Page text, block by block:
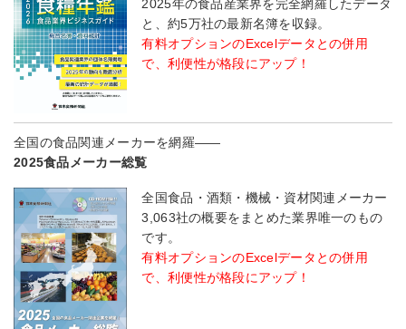
2025年の食品産業界を完全網羅したデータ
と、約5万社の最新名簿を収録。
有料オプションのExcelデータとの併用
で、利便性が格段にアップ！
全国の食品関連メーカーを網羅――
2025食品メーカー総覧
全国食品・酒類・機械・資材関連メーカー
3,063社の概要をまとめた業界唯一のもの
です。
有料オプションのExcelデータとの併用
で、利便性が格段にアップ！